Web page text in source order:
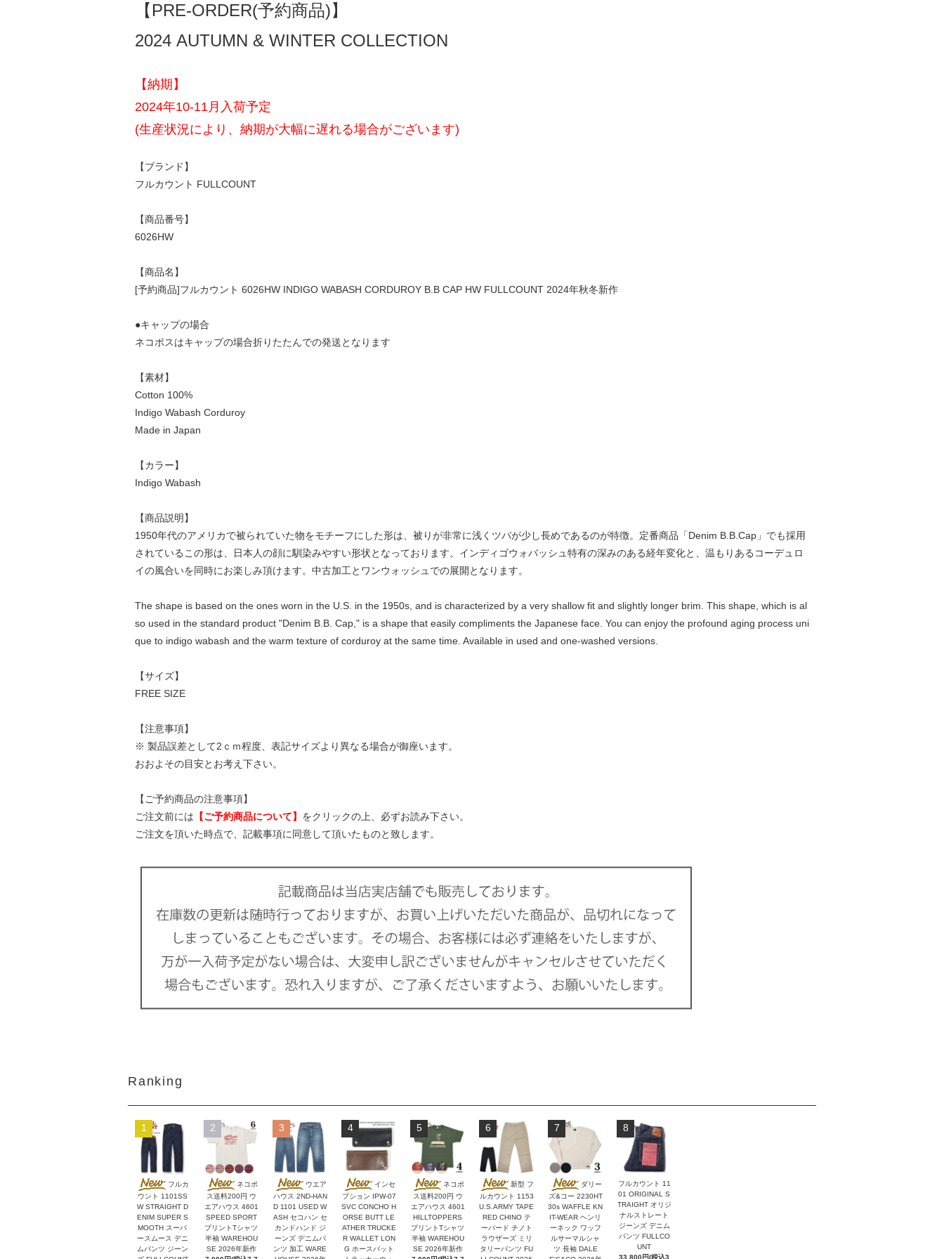
【PRE-ORDER(予約商品)】
2024 AUTUMN & WINTER COLLECTION
【納期】
2024年10-11月入荷予定
(生産状況により、納期が大幅に遅れる場合がございます)
【ブランド】
フルカウント FULLCOUNT
【商品番号】
6026HW
【商品名】
[予約商品]フルカウント 6026HW INDIGO WABASH CORDUROY B.B CAP HW FULLCOUNT 2024年秋冬新作
●キャップの場合
ネコポスはキャップの場合折りたたんでの発送となります
【素材】
Cotton 100%
Indigo Wabash Corduroy
Made in Japan
【カラー】
Indigo Wabash
【商品説明】
1950年代のアメリカで被られていた物をモチーフにした形は、被りが非常に浅くツバが少し長めであるのが特徴。定番商品「Denim B.B.Cap」でも採用
されているこの形は、日本人の顔に馴染みやすい形状となっております。インディゴウォバッシュ特有の深みのある経年変化と、温もりあるコーデュロ
イの風合いを同時にお楽しみ頂けます。中古加工とワンウォッシュでの展開となります。
The shape is based on the ones worn in the U.S. in the 1950s, and is characterized by a very shallow fit and slightly longer brim. This shape, which is al
so used in the standard product "Denim B.B. Cap," is a shape that easily compliments the Japanese face. You can enjoy the profound aging process uni
que to indigo wabash and the warm texture of corduroy at the same time. Available in used and one-washed versions.
【サイズ】
FREE SIZE
【注意事項】
※ 製品誤差として2ｃｍ程度、表記サイズより異なる場合が御座います。
おおよその目安とお考え下さい。
【ご予約商品の注意事項】
ご注文前には 【ご予約商品について】 をクリックの上、必ずお読み下さい。
ご注文を頂いた時点で、記載事項に同意して頂いたものと致します。
Ranking
1
フルカ
ウント 1101SS
W STRAIGHT D
ENIM SUPER S
MOOTH スーパ
ースムース デニ
ムパンツ ジーン
2
ネコポ
ス送料200円 ウ
エアハウス 4601
SPEED SPORT
プリントTシャツ
半袖 WAREHOU
SE 2026年新作
3
ウエア
ハウス 2ND-HAN
D 1101 USED W
ASH セコハン セ
カンドハンド ジ
ーンズ デニムパ
ンツ 加工 WARE
4
インセ
プション IPW-07
SVC CONCHO H
ORSE BUTT LE
ATHER TRUCKE
R WALLET LON
G ホースバット
5
ネコポ
ス送料200円 ウ
エアハウス 4601
HILLTOPPERS
プリントTシャツ
半袖 WAREHOU
SE 2026年新作
6
新型 フ
ルカウント 1153
U.S.ARMY TAPE
RED CHINO テ
ーパード チノト
ラウザーズ ミリ
タリーパンツ FU
7
ダリー
ズ&コー 2230HT
30s WAFFLE KN
IT-WEAR ヘンリ
ーネック ワッフ
ルサーマルシャ
ツ 長袖 DALE
8
フルカウント 11
01 ORIGINAL S
TRAIGHT オリジ
ナルストレート
ジーンズ デニム
パンツ FULLCO
UNT